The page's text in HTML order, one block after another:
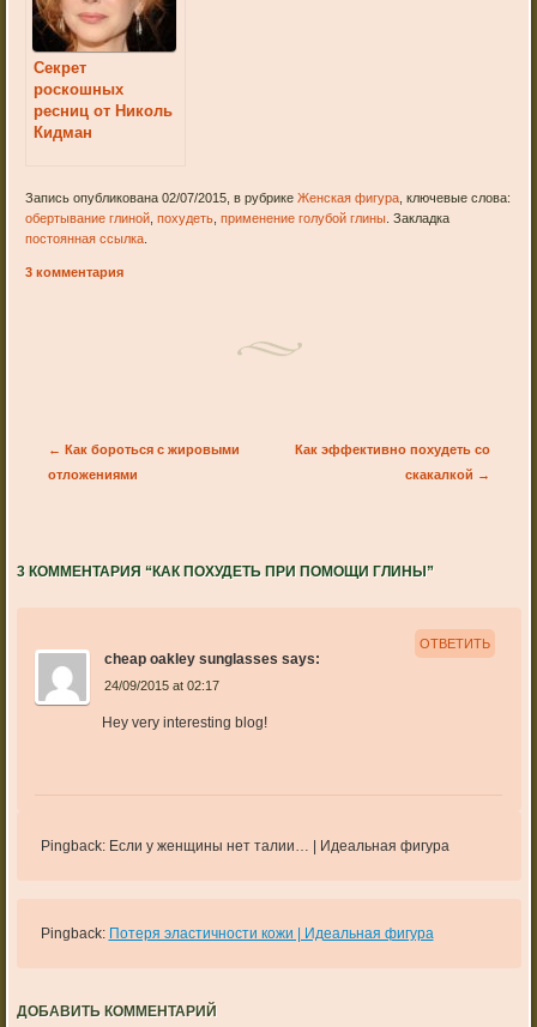
Секрет
роскошных
ресниц от Николь
Кидман
Запись опубликована 02/07/2015, в рубрикеЖенская фигура , ключевые слова:
обертывание глиной ,похудеть ,применение голубой глины . Закладка
постоянная ссылка
3 комментария
Post navigation
← Как бороться с жировыми
отложениями
Как эффективно похудеть со
скакалкой →
3 КОММЕНТАРИЯ “КАК ПОХУДЕТЬ ПРИ ПОМОЩИ ГЛИНЫ”
cheap oakley sunglasses says:
24/09/2015 at 02:17
Hey very interesting blog!
ОТВЕТИТЬ
Pingback: Если у женщины нет талии… | Идеальная фигура
Pingback: Потеря эластичности кожи | Идеальная фигура
ДОБАВИТЬ КОММЕНТАРИЙ